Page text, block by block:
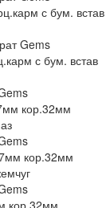
с бум. встав
Gems
с бум. встав
кор.32мм
кор.32мм